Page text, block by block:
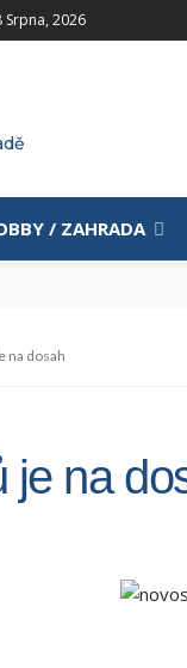
Srpna, 2026
/ ZAHRADA
na dosah
je na